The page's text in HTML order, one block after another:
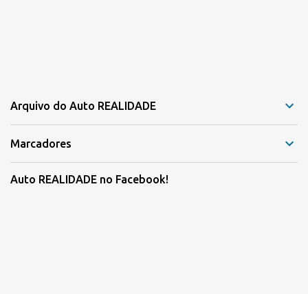
Arquivo do Auto REALIDADE
Marcadores
Auto REALIDADE no Facebook!